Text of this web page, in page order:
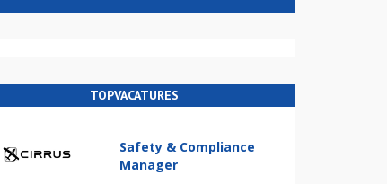
TOPVACATURES
Safety & Compliance
Manager